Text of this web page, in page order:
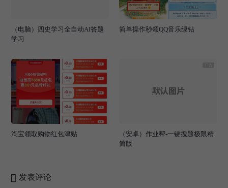
（电脑）四史学习全自动AI答题
学习
简单操作秒领QQ音乐绿钻
淘宝领取购物红包津贴
（安卓）作业帮-一键搜题极限精
简版
发表评论